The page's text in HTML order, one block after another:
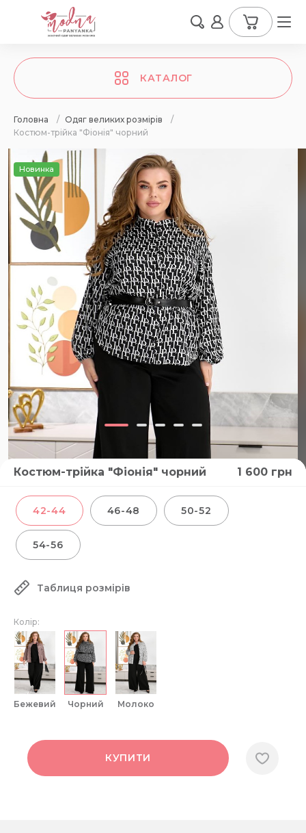
КАТАЛОГ
Головна / Одяг великих розмірів
/
Костюм-трійка "Фіонія" чорний
Новинка
Костюм-трійка "Фіонія" чорний 1 600 грн
42-44 46-48 50-52
54-56
Таблиця розмірів
Колір:
бежевий чорний молоко
КУПИТИ